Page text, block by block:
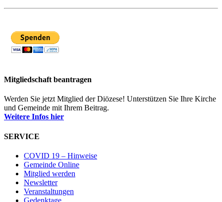
Mitgliedschaft beantragen
Werden Sie jetzt Mitglied der Diözese! Unterstützen Sie Ihre Kirche
und Gemeinde mit Ihrem Beitrag.
Weitere Infos hier
SERVICE
COVID 19 – Hinweise
Gemeinde Online
Mitglied werden
Newsletter
Veranstaltungen
Gedenktage